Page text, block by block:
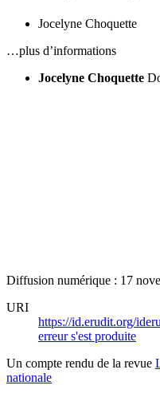
Jocelyne Choquette
…plus d’informations
Jocelyne Choquette
Diffusion numérique : 17
URI
https://id.erudit.org/
erreur s'est produite
Un compte rendu de la revue
nationale